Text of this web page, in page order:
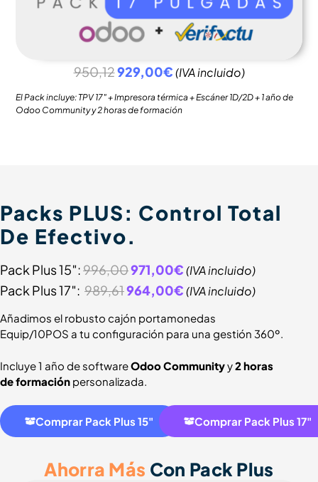
950,12929,00€(IVA incluido)
El Pack incluye: TPV 17″ + Impresora térmica + Escáner 1D/2D + 1 año de
Odoo Community y 2 horas de formación
Packs PLUS: Control Total
De Efectivo.
Pack Plus 15″:996,00971,00€(IVA incluido)
Pack Plus 17″: 989,61964,00€(IVA incluido)
Añadimos el robusto cajón portamonedas
Equip/10POS a tu configuración para una gestión 360º.
Incluye 1 año de softwareOdoo Communityy2 horas
de formación personalizada.
Comprar Pack Plus 15" Comprar Pack Plus 17"
Ahorra Más Con Pack Plus